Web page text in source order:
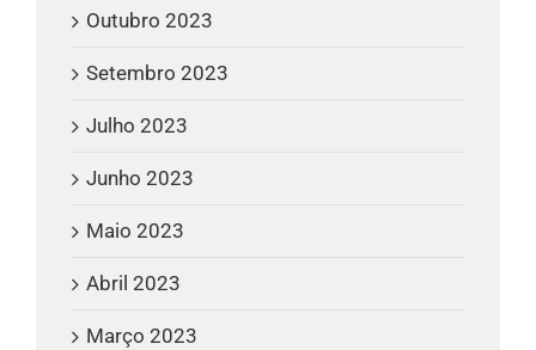
Outubro 2023
Setembro 2023
Julho 2023
Junho 2023
Maio 2023
Abril 2023
Março 2023